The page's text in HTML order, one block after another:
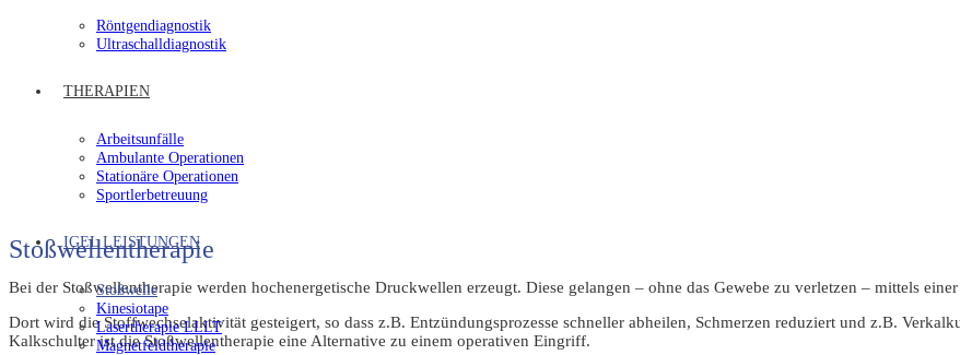
Röntgendiagnostik
Ultraschalldiagnostik
THERAPIEN
Arbeitsunfälle
Ambulante Operationen
Stationäre Operationen
Sportlerbetreuung
IGEL LEISTUNGEN
Stoßwelle
Kinesiotape
Lasertherapie LLLT
Magnetfeldtherapie
Stoßwellentherapie
Bei der Stoßwellentherapie werden hochenergetische Druckwellen erzeugt. Diese gelangen – ohne das Gewebe zu verletzen – mittels
Dort wird die Stoffwechsel­aktivität gesteigert, so dass z.B. Entzündungsprozesse schneller abheilen, Schmerzen reduziert und z.B.
Kalkschulter ist die Stoßwellentherapie eine Alternative zu einem operativen Eingriff.